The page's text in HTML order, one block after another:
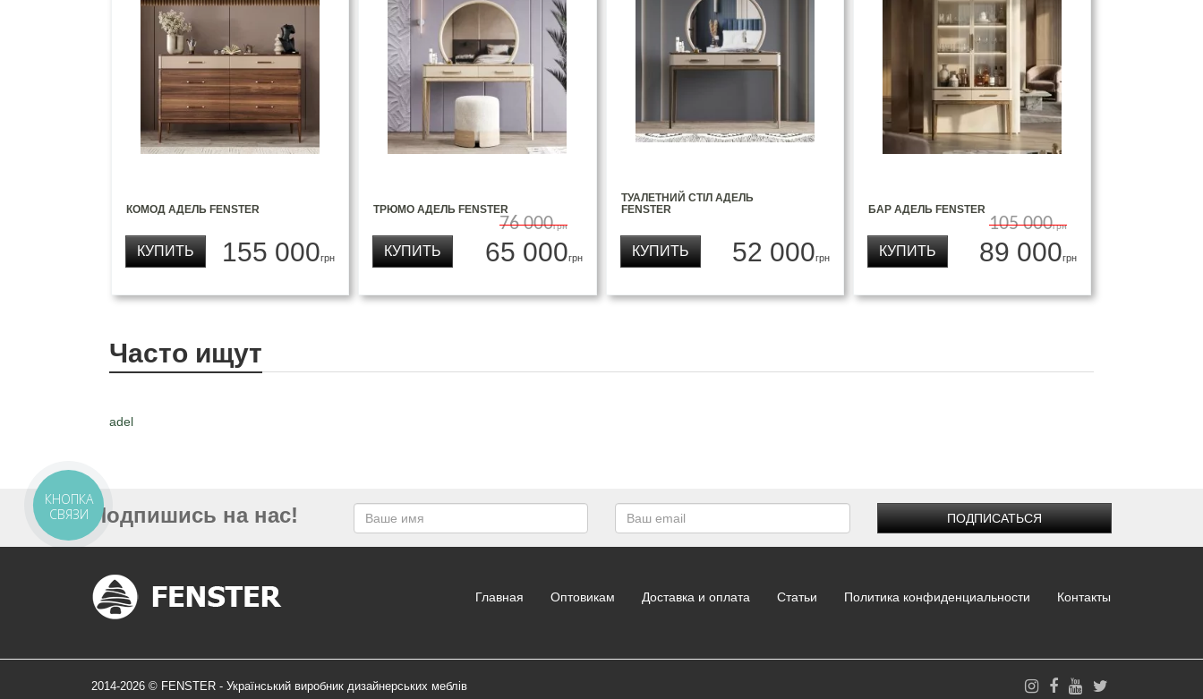
КОМОД АДЕЛЬ FENSTER
155 000грн
КУПИТЬ
ТРЮМО АДЕЛЬ FENSTER
76 000грн
65 000грн
КУПИТЬ
ТУАЛЕТНИЙ СТІЛ АДЕЛЬ
FENSTER
52 000грн
КУПИТЬ
БАР АДЕЛЬ FENSTER
105 000грн
89 000грн
КУПИТЬ
Часто ищут
adel
Подпишись на нас! ПОДПИСАТЬСЯ
Главная Оптовикам Доставка и оплата Статьи Политика конфиденциальности Контакты
2014-2026 © FENSTER - Український виробник дизайнерських меблів
КНОПКА
СВЯЗИ